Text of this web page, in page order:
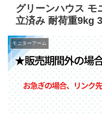
グリーンハウス モ
立済み 耐荷重9kg
モニターアーム